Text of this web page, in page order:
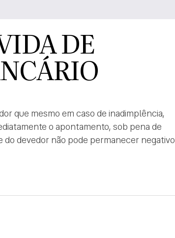
DE
que mesmo em caso de inadimplência,
o apontamento, sob pena de
devedor não pode permanecer negativo